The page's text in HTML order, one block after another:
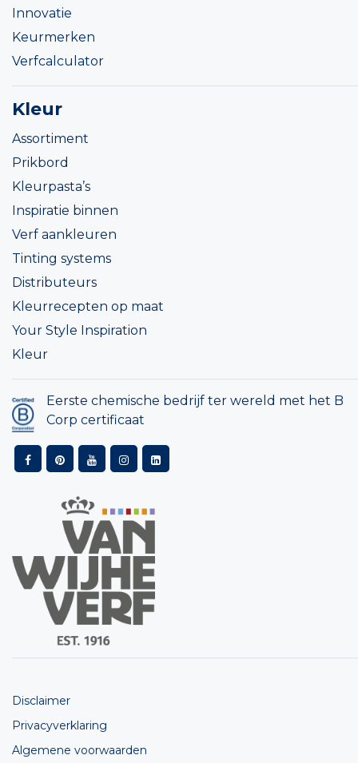
Innovatie
Keurmerken
Verfcalculator
Kleur
Assortiment
Prikbord
Kleurpasta’s
Inspiratie binnen
Verf aankleuren
Tinting systems
Distributeurs
Kleurrecepten op maat
Your Style Inspiration
Kleur
Eerste chemische bedrijf ter wereld met het B
Corp certificaat
Disclaimer
Privacyverklaring
Algemene voorwaarden